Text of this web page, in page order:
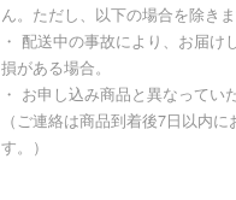
ん。ただし、以下の場合を除きま
・ 配送中の事故により、お届け
損がある場合。
・ お申し込み商品と異なってい
（ご連絡は商品到着後7日以内に
す。）